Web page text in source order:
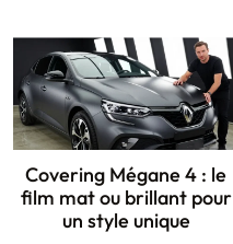
Covering Mégane 4 : le
film mat ou brillant pour
un style unique